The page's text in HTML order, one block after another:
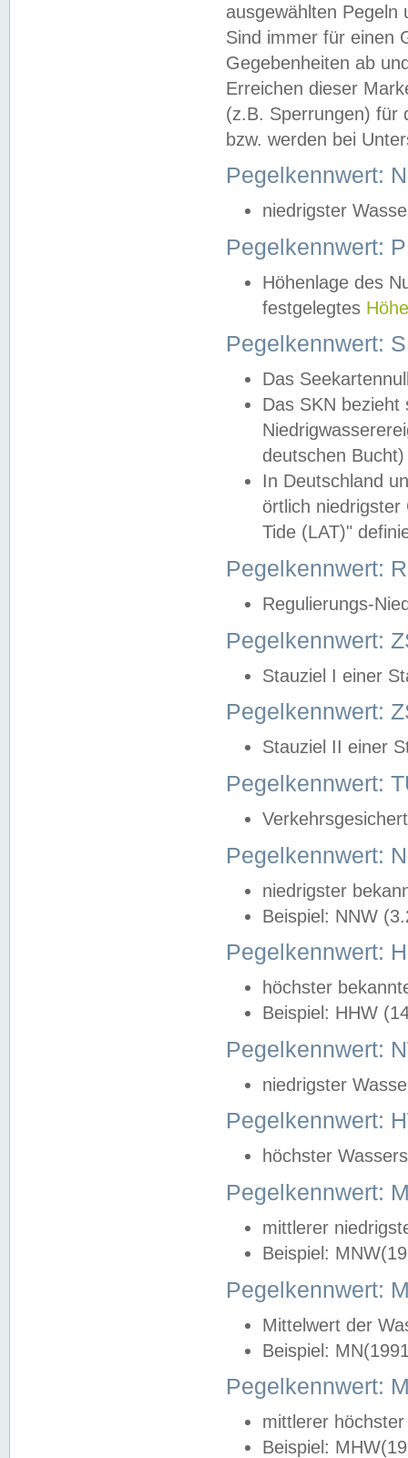
ausgewählten
Sind immer für einen
Gegebenheiten ab
Erreichen dieser
(z.B. Sperrungen) für
bzw. werden bei
Pegelkennwert:
niedrigster
Pegelkennwert:
Höhenlage des
festgelegtes
Pegelkennwert:
Das
Das SKN
deutschen
In Deutschland
örtlich
Tide (LAT)"
Pegelkennwert:
Regulierungs-
Pegelkennwert:
Stauziel I einer
Pegelkennwert:
Stauziel II einer
Pegelkennwert:
Pegelkennwert:
niedrigster
Beispiel: NNW
Pegelkennwert:
höchster
Beispiel: HHW
Pegelkennwert:
niedrigster
Pegelkennwert:
höchster
Pegelkennwert:
mittlerer
Beispiel:
Pegelkennwert:
Mittelwert der
Beispiel:
Pegelkennwert:
mittlerer
Beispiel: